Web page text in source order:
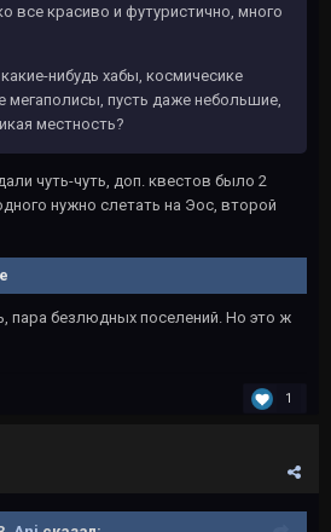
все красиво и футуристично, много
нибудь хабы, космичесике
мегаполисы, пусть даже небольшие,
местность?
чуть-чуть, доп. квестов было 2
нужно слетать на Эос, второй
пара безлюдных поселений. Но это ж
1